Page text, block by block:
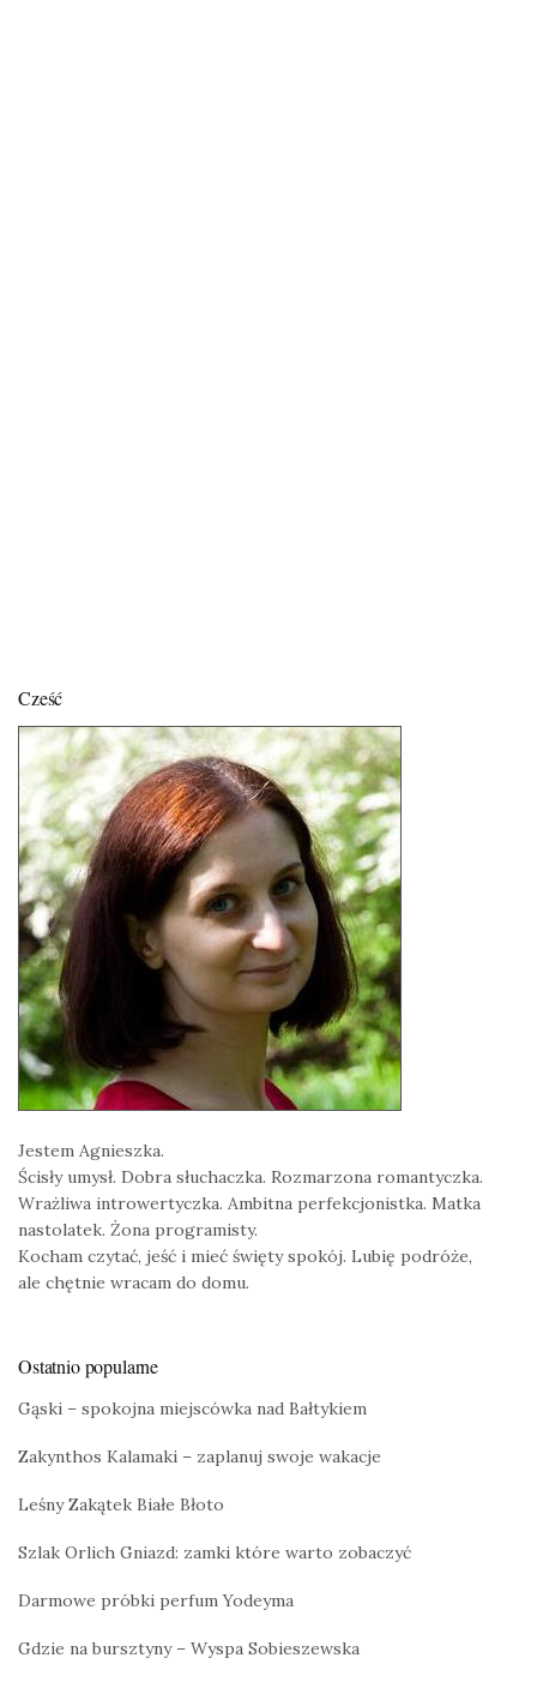
Cześć
Jestem Agnieszka.
Ścisły umysł. Dobra słuchaczka. Rozmarzona romantyczka.
Wrażliwa introwertyczka. Ambitna perfekcjonistka. Matka
nastolatek. Żona programisty.
Kocham czytać, jeść i mieć święty spokój. Lubię podróże,
ale chętnie wracam do domu.
Ostatnio popularne
Gąski – spokojna miejscówka nad Bałtykiem
Zakynthos Kalamaki – zaplanuj swoje wakacje
Leśny Zakątek Białe Błoto
Szlak Orlich Gniazd: zamki które warto zobaczyć
Darmowe próbki perfum Yodeyma
Gdzie na bursztyny – Wyspa Sobieszewska